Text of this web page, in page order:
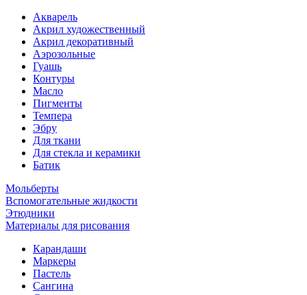
Акварель
Акрил художественный
Акрил декоративный
Аэрозольные
Гуашь
Контуры
Масло
Пигменты
Темпера
Эбру
Для ткани
Для стекла и керамики
Батик
Мольберты
Вспомогательные жидкости
Этюдники
Материалы для рисования
Карандаши
Маркеры
Пастель
Сангина